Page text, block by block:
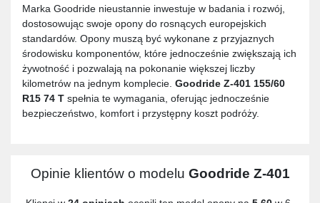
Marka Goodride nieustannie inwestuje w badania i rozwój,
dostosowując swoje opony do rosnących europejskich
standardów. Opony muszą być wykonane z przyjaznych
środowisku komponentów, które jednocześnie zwiększają ich
żywotność i pozwalają na pokonanie większej liczby
kilometrów na jednym komplecie. Goodride Z-401 155/60
R15 74 T spełnia te wymagania, oferując jednocześnie
bezpieczeństwo, komfort i przystępny koszt podróży.
Opinie klientów o modelu Goodride Z-401